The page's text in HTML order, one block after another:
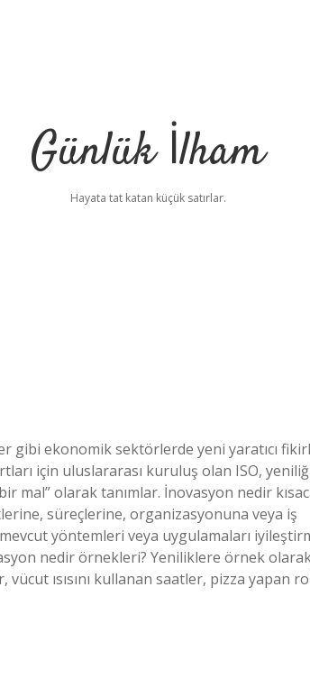
Günlük İlham
Hayata tat katan küçük satırlar.
gibi ekonomik sektörlerde yeni yaratıcı
için uluslararası kuruluş olan ISO,
mal” olarak tanımlar. İnovasyon nedir
süreçlerine, organizasyonuna veya iş
yöntemleri veya uygulamaları
nedir örnekleri? Yeniliklere örnek
ısısını kullanan saatler, pizza yapan